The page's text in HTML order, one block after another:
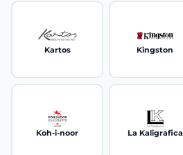
Kartos Kingston
Koh-i-noor La Kaligrafica